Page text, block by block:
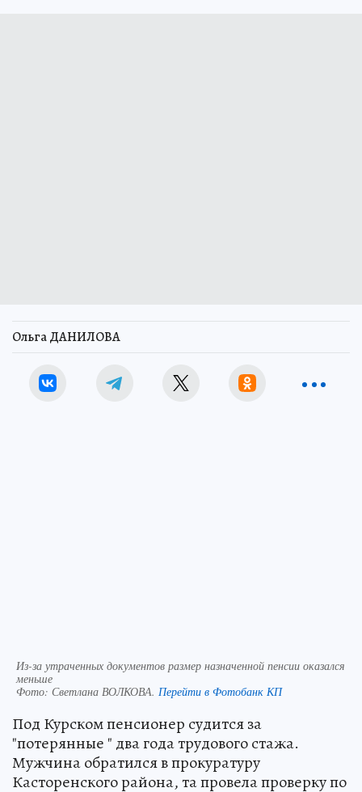
Ольга ДАНИЛОВА
Из-за утраченных документов размер назначенной пенсии оказался
меньше
Фото: Светлана ВОЛКОВА. Перейти в Фотобанк КП
Под Курском пенсионер судится за
"потерянные " два года трудового стажа.
Мужчина обратился в прокуратуру
Касторенского района, та провела проверку по